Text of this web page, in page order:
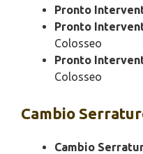
Pronto
Pronto
Colosseo
Pronto
Colosseo
Cambio
Cambio